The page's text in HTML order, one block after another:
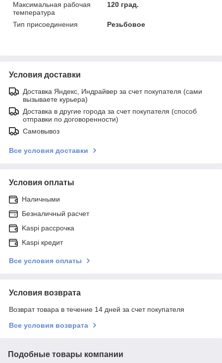
Максимальная рабочая
температура
120 град.
Тип присоединения Резьбовое
Условия доставки
Доставка Яндекс, Индрайвер за счет покупателя (сами
вызываете курьера)
Доставка в другие города за счет покупателя (способ
отправки по договоренности)
Самовывоз
Все условия доставки
Условия оплаты
Наличными
Безналичный расчет
Kaspi рассрочка
Kaspi кредит
Все условия оплаты
Условия возврата
Возврат товара в течение 14 дней за счет покупателя
Все условия возврата
Подобные товары компании